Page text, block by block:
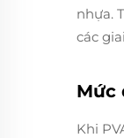
nhựa.
các
Mức
Khi